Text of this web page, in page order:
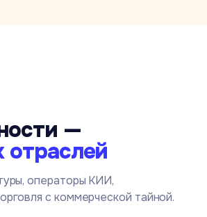
—
отраслей
операторы КИИ,
с коммерческой тайной.